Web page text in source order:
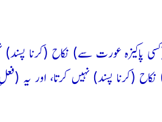
پاکیزہ عورت سے) نکاح (کرنا پسند)
پسند) نہیں کرتا، اور یہ (فعلِ